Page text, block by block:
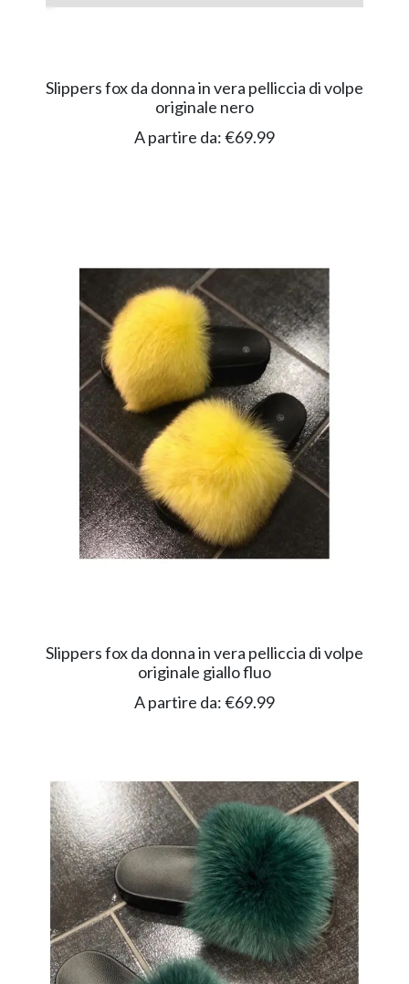
Slippers fox da donna in vera pelliccia di volpe
originale nero
A partire da:€69.99
Slippers fox da donna in vera pelliccia di volpe
originale giallo fluo
A partire da:€69.99